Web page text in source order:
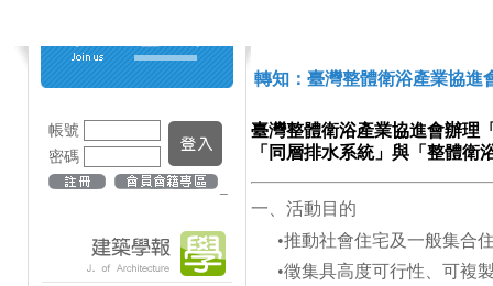
帳號
密碼
轉知：臺灣整體衛浴產業協進
臺灣整體衛浴產業協進會辦理
「同層排水系統」與「整體
一、活動目的
•推動社會住宅及一般集合
•徵集具高度可行性、可複